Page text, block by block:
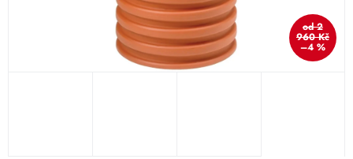
od 2
960 Kč
–4 %